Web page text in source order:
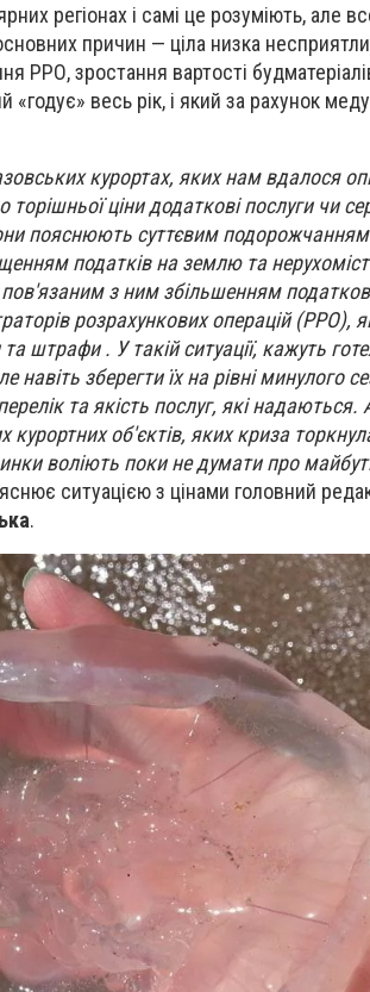
регіонах і самі це розуміють, але
причин — ціла низка
РРО, зростання вартості
весь рік, і який за рахунок
курортах, яких нам вдалося
ціни додаткові послуги чи
пояснюють суттєвим подорожчанням
податків на землю та
пов'язаним з ним збільшенням
розрахункових операцій (РРО),
штрафи . У такій ситуації, кажуть
зберегти їх на рівні минулого
та якість послуг, які надаються.
курортних об'єктів, яких криза
воліють поки не думати про
ситуацією з цінами головний
.